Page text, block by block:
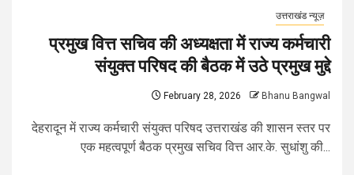
उत्तराखंड न्यूज़
प्रमुख वित्त सचिव की अध्यक्षता में राज्य कर्मचारी
संयुक्त परिषद की बैठक में उठे प्रमुख मुद्दे
February 28, 2026 Bhanu Bangwal
देहरादून में राज्य कर्मचारी संयुक्त परिषद उत्तराखंड की शासन स्तर पर
एक महत्वपूर्ण बैठक प्रमुख सचिव वित्त आर.के. सुधांशु की...